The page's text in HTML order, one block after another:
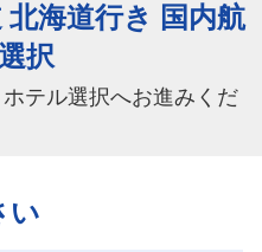
海道行き 国内航
択
テル選択へお進みくだ
い